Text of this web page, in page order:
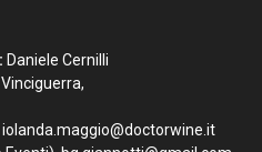
Daniele Cernilli
iolanda.maggio@doctorwine.it